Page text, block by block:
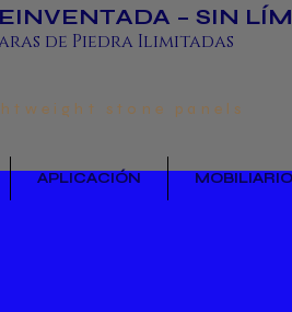
– SIN
de Piedra Ilimitadas
stone panels
APLICACIÓN MOBILIARIO